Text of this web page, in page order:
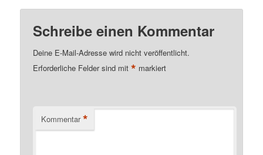
Schreibe einen Kommentar
Deine E-Mail-Adresse wird nicht veröffentlicht.
Erforderliche Felder sind mit* markiert
Kommentar *